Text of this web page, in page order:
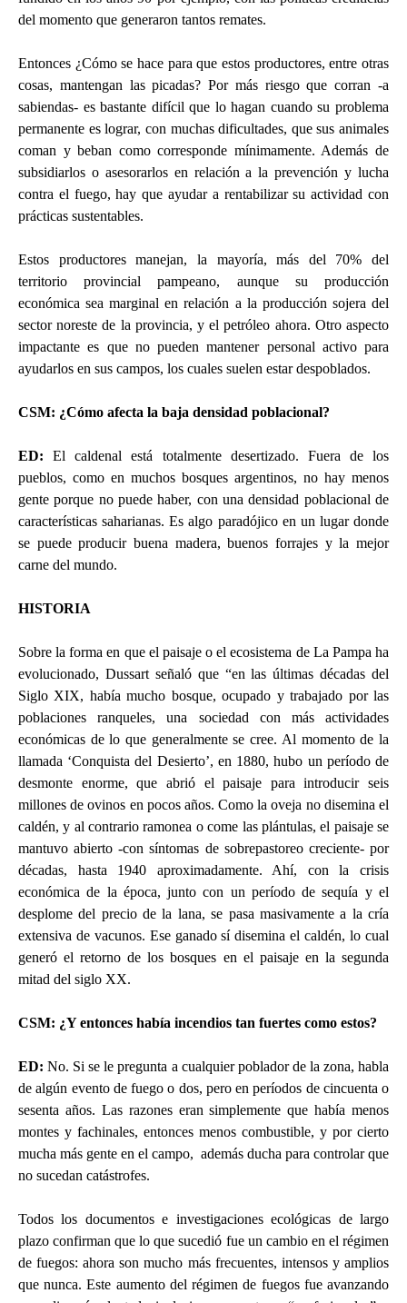
del momento que generaron tantos remates.
Entonces ¿Cómo se hace para que estos productores, entre otras
cosas, mantengan las picadas? Por más riesgo que corran -a
sabiendas- es bastante difícil que lo hagan cuando su problema
permanente es lograr, con muchas dificultades, que sus animales
coman y beban como corresponde mínimamente. Además de
subsidiarlos o asesorarlos en relación a la prevención y lucha
contra el fuego, hay que ayudar a rentabilizar su actividad con
prácticas sustentables.
Estos productores manejan, la mayoría, más del 70% del
territorio provincial pampeano, aunque su producción
económica sea marginal en relación a la producción sojera del
sector noreste de la provincia, y el petróleo ahora. Otro aspecto
impactante es que no pueden mantener personal activo para
ayudarlos en sus campos, los cuales suelen estar despoblados.
CSM: ¿Cómo afecta la baja densidad poblacional?
ED: El caldenal está totalmente desertizado. Fuera de los
pueblos, como en muchos bosques argentinos, no hay menos
gente porque no puede haber, con una densidad poblacional de
características saharianas. Es algo paradójico en un lugar donde
se puede producir buena madera, buenos forrajes y la mejor
carne del mundo.
HISTORIA
Sobre la forma en que el paisaje o el ecosistema de La Pampa ha
evolucionado, Dussart señaló que “en las últimas décadas del
Siglo XIX, había mucho bosque, ocupado y trabajado por las
poblaciones ranqueles, una sociedad con más actividades
económicas de lo que generalmente se cree. Al momento de la
llamada ‘Conquista del Desierto’, en 1880, hubo un período de
desmonte enorme, que abrió el paisaje para introducir seis
millones de ovinos en pocos años. Como la oveja no disemina el
caldén, y al contrario ramonea o come las plántulas, el paisaje se
mantuvo abierto -con síntomas de sobrepastoreo creciente- por
décadas, hasta 1940 aproximadamente. Ahí, con la crisis
económica de la época, junto con un período de sequía y el
desplome del precio de la lana, se pasa masivamente a la cría
extensiva de vacunos. Ese ganado sí disemina el caldén, lo cual
generó el retorno de los bosques en el paisaje en la segunda
mitad del siglo XX.
CSM: ¿Y entonces había incendios tan fuertes como estos?
ED: No. Si se le pregunta a cualquier poblador de la zona, habla
de algún evento de fuego o dos, pero en períodos de cincuenta o
sesenta años. Las razones eran simplemente que había menos
montes y fachinales, entonces menos combustible, y por cierto
mucha más gente en el campo, además ducha para controlar que
no sucedan catástrofes.
Todos los documentos e investigaciones ecológicas de largo
plazo confirman que lo que sucedió fue un cambio en el régimen
de fuegos: ahora son mucho más frecuentes, intensos y amplios
que nunca. Este aumento del régimen de fuegos fue avanzando